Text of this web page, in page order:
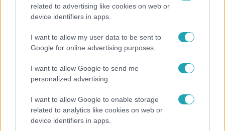
related to advertising like cookies on web or
device identifiers in apps.
I want to allow my user data to be sent to
Google for online advertising purposes.
I want to allow Google to send me
personalized advertising.
I want to allow Google to enable storage
related to analytics like cookies on web or
device identifiers in apps.
intézményben szülte meg a gyerekét. Most emeltek
vádat ellene.
Baleset-bűnügy
2022. június 24. 13:03